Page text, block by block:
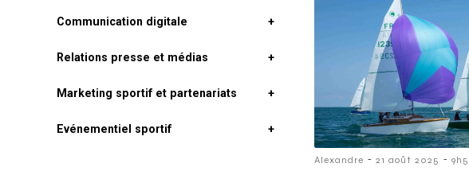
Communication digitale +
Relations presse et médias +
Marketing sportif et partenariats +
Evénementiel sportif +
Alexandre - 21 août 2025 -